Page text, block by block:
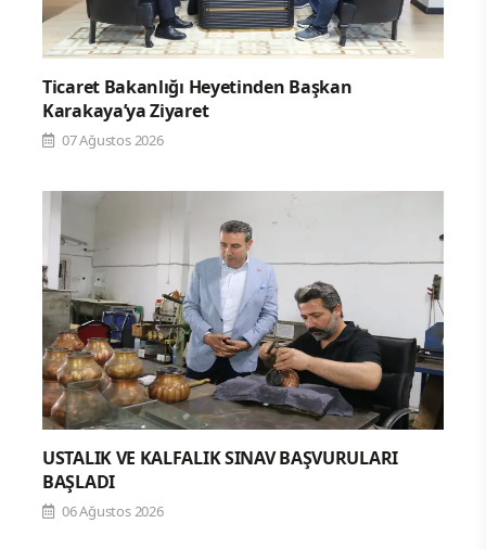
Ticaret Bakanlığı Heyetinden Başkan
Karakaya’ya Ziyaret
07 Ağustos 2026
USTALIK VE KALFALIK SINAV BAŞVURULARI
BAŞLADI
06 Ağustos 2026